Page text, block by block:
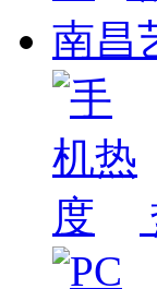
南昌